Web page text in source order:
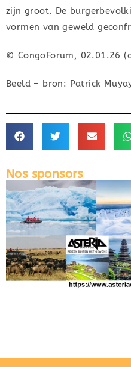
zijn groot. De
vormen van geweld
© CongoForum, 02.01.26
Beeld – bron: Patrick
Nos sponsors